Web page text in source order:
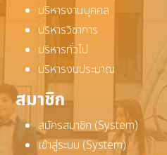
บริหารงานบุคคล
บริหารวิชาการ
บริหารทั่วไป
บริหารงบประมาณ
สมาชิก
สมัครสมาชิก (System)
เข้าสู่ระบบ (System)